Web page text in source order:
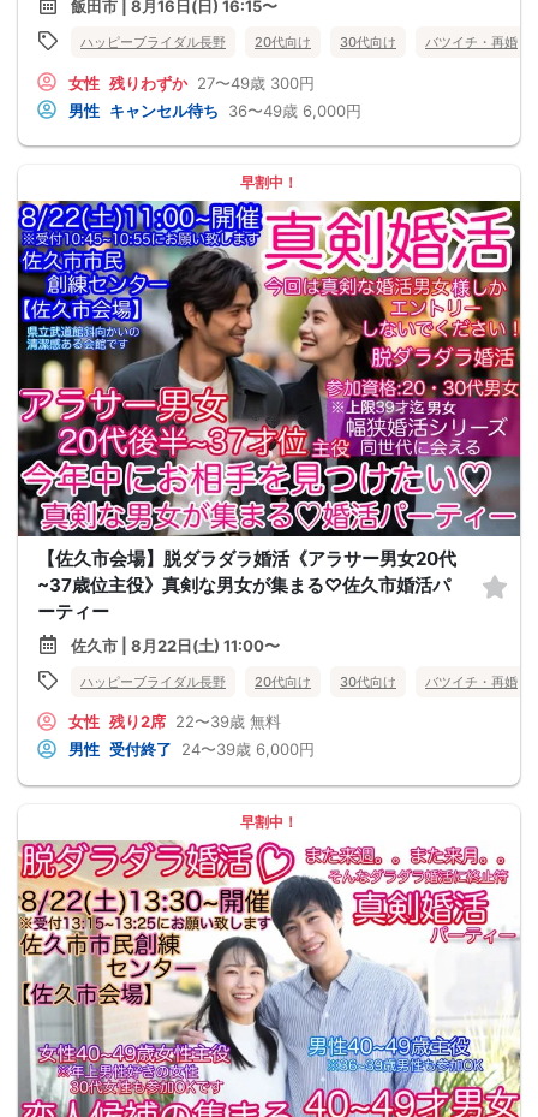
飯田市 | 8月16日(日) 16:15〜
ハッピーブライダル長野 20代向け 30代向け バツイチ・再婚
女性 残りわずか 27〜49歳 300円
男性 キャンセル待ち 36〜49歳 6,000円
早割中！
【佐久市会場】脱ダラダラ婚活《アラサー男女20代
~37歳位主役》真剣な男女が集まる♡佐久市婚活パ
ーティー
佐久市 | 8月22日(土) 11:00〜
ハッピーブライダル長野 20代向け 30代向け バツイチ・再婚
女性 残り2席 22〜39歳 無料
男性 受付終了 24〜39歳 6,000円
早割中！